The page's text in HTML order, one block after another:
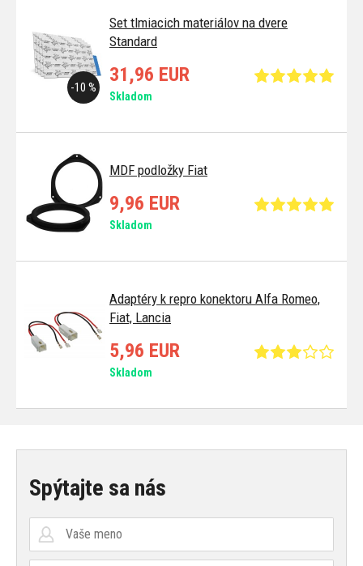
Set tlmiacich materiálov na dvere
Standard
-10 %
31,96 EUR
Skladom
MDF podložky Fiat
9,96 EUR
Skladom
Adaptéry k repro konektoru Alfa Romeo,
Fiat, Lancia
5,96 EUR
Skladom
Spýtajte sa nás